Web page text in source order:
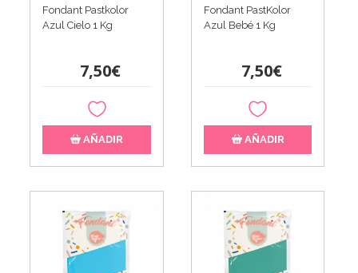
Fondant Pastkolor
Azul Cielo 1 Kg
7,50€
AÑADIR
Fondant PastKolor
Azul Bebé 1 Kg
7,50€
AÑADIR